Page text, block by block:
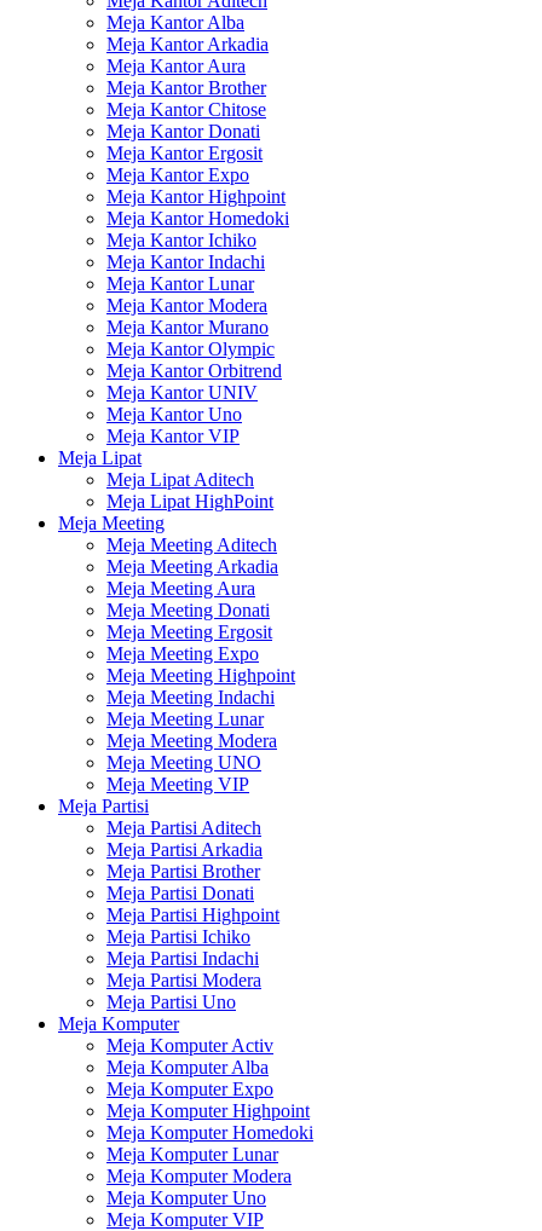
Meja Kantor Alba
Meja Kantor Arkadia
Meja Kantor Aura
Meja Kantor Brother
Meja Kantor Chitose
Meja Kantor Donati
Meja Kantor Ergosit
Meja Kantor Expo
Meja Kantor Highpoint
Meja Kantor Homedoki
Meja Kantor Ichiko
Meja Kantor Indachi
Meja Kantor Lunar
Meja Kantor Modera
Meja Kantor Murano
Meja Kantor Olympic
Meja Kantor Orbitrend
Meja Kantor UNIV
Meja Kantor Uno
Meja Kantor VIP
Meja Lipat
Meja Lipat Aditech
Meja Lipat HighPoint
Meja Meeting
Meja Meeting Aditech
Meja Meeting Arkadia
Meja Meeting Aura
Meja Meeting Donati
Meja Meeting Ergosit
Meja Meeting Expo
Meja Meeting Highpoint
Meja Meeting Indachi
Meja Meeting Lunar
Meja Meeting Modera
Meja Meeting UNO
Meja Meeting VIP
Meja Partisi
Meja Partisi Aditech
Meja Partisi Arkadia
Meja Partisi Brother
Meja Partisi Donati
Meja Partisi Highpoint
Meja Partisi Ichiko
Meja Partisi Indachi
Meja Partisi Modera
Meja Partisi Uno
Meja Komputer
Meja Komputer Activ
Meja Komputer Alba
Meja Komputer Expo
Meja Komputer Highpoint
Meja Komputer Homedoki
Meja Komputer Lunar
Meja Komputer Modera
Meja Komputer Uno
Meja Komputer VIP